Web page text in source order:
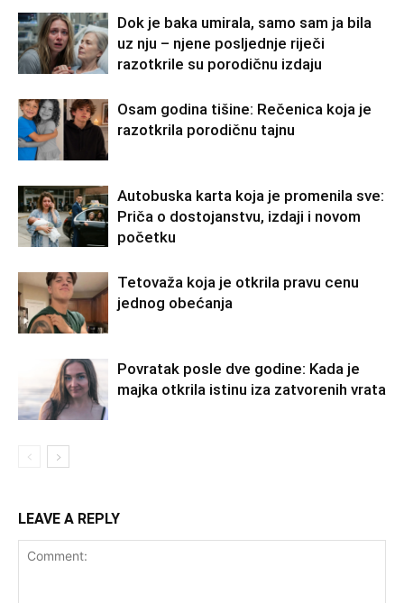
Dok je baka umirala, samo sam ja bila
uz nju – njene posljednje riječi
razotkrile su porodičnu izdaju
Osam godina tišine: Rečenica koja je
razotkrila porodičnu tajnu
Autobuska karta koja je promenila sve:
Priča o dostojanstvu, izdaji i novom
početku
Tetovaža koja je otkrila pravu cenu
jednog obećanja
Povratak posle dve godine: Kada je
majka otkrila istinu iza zatvorenih vrata
LEAVE A REPLY